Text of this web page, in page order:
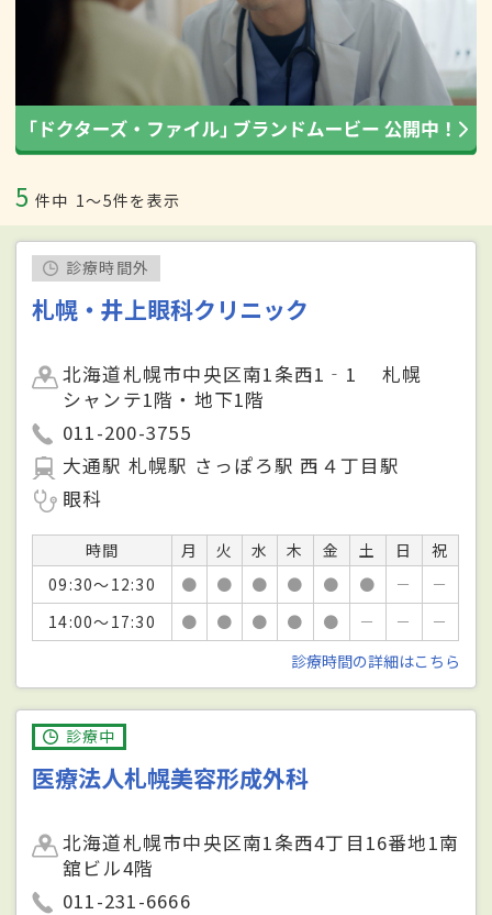
5 件中 1〜5件を表示
診療時間外
札幌・井上眼科クリニック
北海道札幌市中央区南1条西1‐1 札幌
シャンテ1階・地下1階
011-200-3755
大通駅 札幌駅 さっぽろ駅 西４丁目駅
眼科
時間 月 火 水 木 金 土 日
祝
09:30～12:30
● ● ● ● ● ● －
－
14:00～17:30
● ● ● ● ● － －
－
診療時間の詳細はこちら
診療中
医療法人札幌美容形成外科
北海道札幌市中央区南1条西4丁目16番地1南
舘ビル4階
011-231-6666